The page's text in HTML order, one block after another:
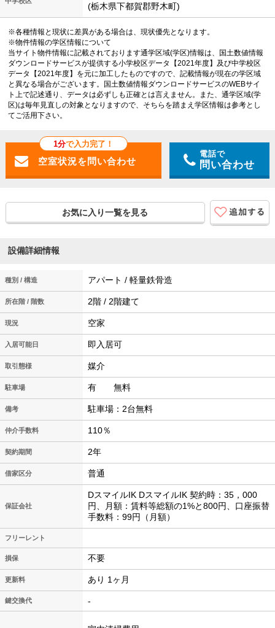
(栃木県下都賀郡野木町)
※各種情報と現状に差異がある場合は、現状優先となります。
※物件情報の学区情報について
当サイト物件情報に記載されております通学区域(学区)情報は、国土数値情報
ダウンロードサービスが提供する小学校区データ【2021年度】及び中学校区
データ【2021年度】を元に加工したものですので、記載情報が現在の学区域
と異なる場合がございます。国土数値情報ダウンロードサービスのWEBサイ
ト上で記述通り、データは必ずしも正確とは言えません。また、通学区域(学
区)は毎年見直しの対象となりますので、そちらを踏まえ学区情報は参考とし
てご活用下さい。
1分で入力完了！
電話で
問い合わせ
お気に入り一覧を見る
設備詳細情報
種別 / 構造 アパート / 軽量鉄骨造
所在階 / 階数 2階 / 2階建て
現況 空家
入居可能日 即入居可
取引態様 媒介
駐車場 有 無料
備考 駐車場：2台無料
仲介手数料 110％
契約期間 2年
借家区分 普通
保証会社
DスマイルIK DスマイルIK 契約時：35，000
円、月額：賃料等総額の1%と800円、口座振替
手数料：99円（月額）
フリーレント
損保 不要
更新料 あり 1ヶ月
鍵交換代 -